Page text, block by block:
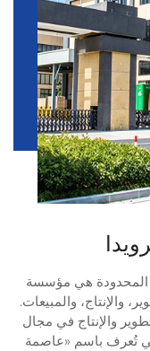
المحدودة هي مؤسسة
والإنتاج، والمبيعات.
والإنتاج في مجال
تُعرف باسم «عاصمة